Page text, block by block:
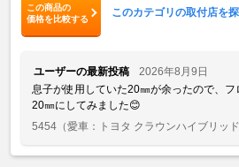
この商品の
価格を比較する
このカテゴリの取付店を
ユーザーの最新投稿
2026年8月9日
息子が使用していた20㎜が余ったので、
20㎜にしてみました😊
5454 （愛車：トヨタ クラウンハイブリッド